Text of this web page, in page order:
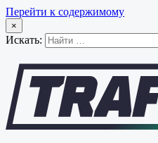
Перейти к содержимому
×
Искать: